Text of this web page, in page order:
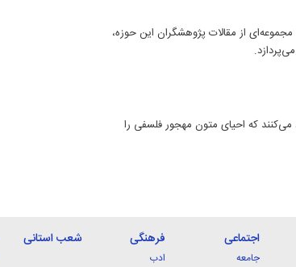
از مقالات پژوهشگران این حوزه،
که احیای متون مهجور فلسفی را
اجتماعی
جامعه
فرهنگی
ادب
شعب استانی